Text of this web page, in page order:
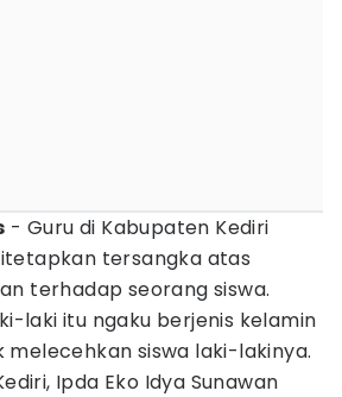
- Guru di Kabupaten Kediri
tersangka atas
terhadap seorang siswa.
laki itu ngaku berjenis kelamin
siswa laki-lakinya.
Ipda Eko Idya Sunawan